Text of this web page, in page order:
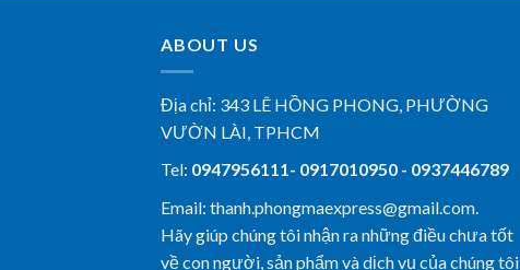
ABOUT US
Địa chỉ: 343 LÊ HỒNG PHONG, PHƯỜNG
VƯỜN LÀI, TPHCM
Tel: 0947956111- 0917010950 - 0937446789
Email: thanh.phongmaexpress@gmail.com.
Hãy giúp chúng tôi nhận ra những điều chưa tốt
về con người, sản phẩm và dịch vụ của chúng tôi